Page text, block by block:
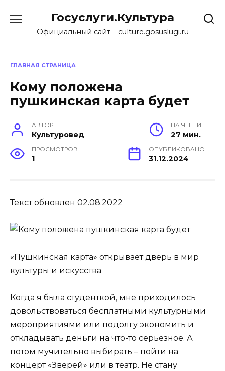
содержанию
Госуслуги.Культура
Официальный сайт – culture.gosuslugi.ru
ГЛАВНАЯ СТРАНИЦА
Кому положена
пушкинская карта будет
АВТОР
Культуровед
НА ЧТЕНИЕ
27 мин.
ПРОСМОТРОВ
1
ОПУБЛИКОВАНО
31.12.2024
Текст обновлен 02.08.2022
«Пушкинская карта» открывает дверь в мир
культуры и искусства
Когда я была студенткой, мне приходилось
довольствоваться бесплатными культурными
мероприятиями или подолгу экономить и
откладывать деньги на что-то серьезное. А
потом мучительно выбирать – пойти на
концерт «Зверей» или в театр. Не стану